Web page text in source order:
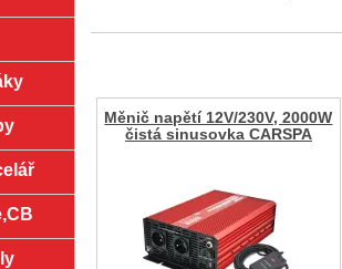
Měnič napětí 12V/230V, 2000W
čistá sinusovka CARSPA